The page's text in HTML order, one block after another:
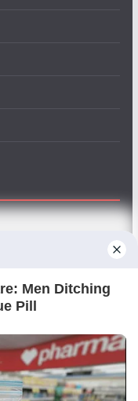
тек со најновите